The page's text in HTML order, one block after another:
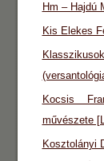
Hm – Hajdú
Kis Elekes
Kocsis
művészete
Kosztolányi